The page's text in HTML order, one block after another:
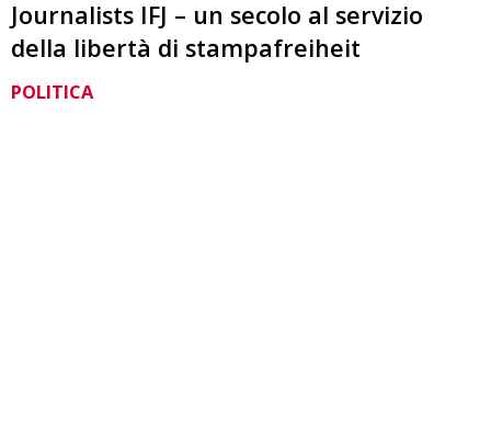
Journalists IFJ – un secolo al servizio
della libertà di stampafreiheit
POLITICA